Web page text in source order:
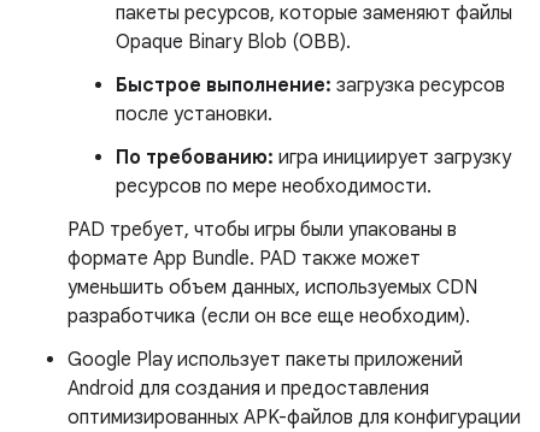
пакеты ресурсов, которые заменяют файлы
Opaque Binary Blob (OBB).
Быстрое выполнение: загрузка ресурсов
после установки.
По требованию: игра инициирует загрузку
ресурсов по мере необходимости.
PAD требует, чтобы игры были упакованы в
формате App Bundle. PAD также может
уменьшить объем данных, используемых CDN
разработчика (если он все еще необходим).
Google Play использует пакеты приложений
Android для создания и предоставления
оптимизированных APK-файлов для конфигурации